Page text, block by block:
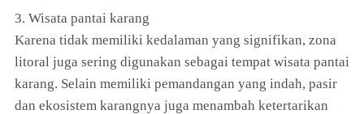
3. Wisata pantai karang
Karena tidak memiliki kedalaman yang signifikan, zona
litoral juga sering digunakan sebagai tempat wisata pantai
karang. Selain memiliki pemandangan yang indah, pasir
dan ekosistem karangnya juga menambah ketertarikan